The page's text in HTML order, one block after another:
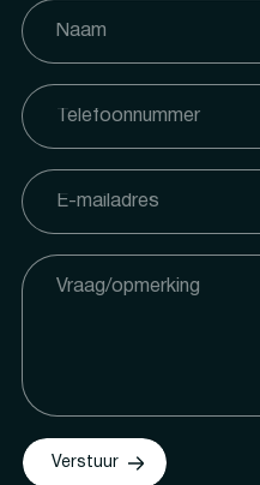
Verstuur